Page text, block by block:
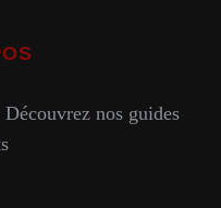
Découvrez nos guides